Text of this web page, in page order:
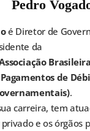
Pedro
é Diretor de
da
de
.
carreira, tem
e os órgãos